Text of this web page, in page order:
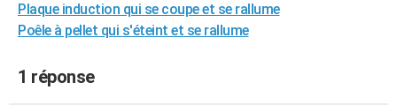
Carte de Noël
Carte Bonne année
Carte Saint-Valentin
Carte Pâques
Carte d'anniversaire
DICTIONNAIRE
COPAINS D'AVANT
Plaque induction qui se coupe et se rallume
Poêle à pellet qui s'éteint et se rallume
1 réponse